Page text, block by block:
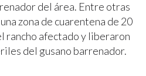
del área. Entre otras
zona de cuarentena de 20
rancho afectado y liberaron
del gusano barrenador.